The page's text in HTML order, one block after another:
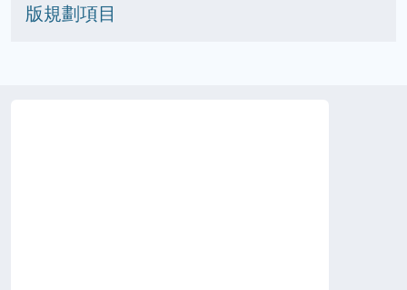
版規劃項目